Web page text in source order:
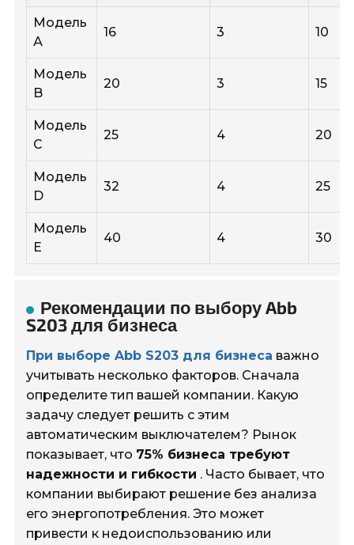
Модель
А
16 3 10
Модель
B
20 3 15
Модель
C
25 4 20
Модель
D
32 4 25
Модель
E
40 4 30
Рекомендации по выбору Abb
S203 для бизнеса
При выборе Abb S203 для бизнеса важно
учитывать несколько факторов. Сначала
определите тип вашей компании. Какую
задачу следует решить с этим
автоматическим выключателем? Рынок
показывает, что 75% бизнеса требуют
надежности и гибкости . Часто бывает, что
компании выбирают решение без анализа
его энергопотребления. Это может
привести к недоиспользованию или